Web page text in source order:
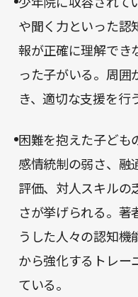
しようと著者が開発
認知機能の強化を目
たい内容である。
や聞く力といった認
報が正確に理解でき
った子がいる。周囲
き、適切な支援を行
困難を抱えた子ども
感情統制の弱さ、融
評価、対人スキルの
さが挙げられる。著
うした人々の認知機
から強化するトレー
ている。